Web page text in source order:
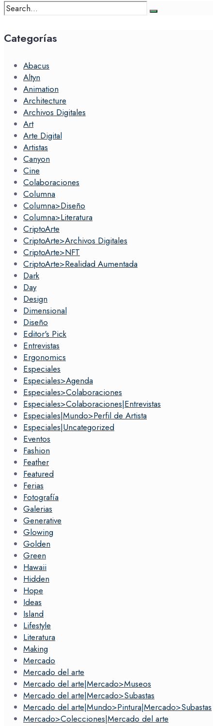
Search
for:
Categorías
Abacus
Altyn
Animation
Architecture
Archivos Digitales
Art
Arte Digital
Artistas
Canyon
Cine
Colaboraciones
Columna
Columna>Diseño
Columna>Literatura
CriptoArte
CriptoArte>Archivos Digitales
CriptoArte>NFT
CriptoArte>Realidad Aumentada
Dark
Day
Design
Dimensional
Diseño
Editor's Pick
Entrevistas
Ergonomics
Especiales
Especiales>Agenda
Especiales>Colaboraciones
Especiales>Colaboraciones|Entrevistas
Especiales|Mundo>Perfil de Artista
Especiales|Uncategorized
Eventos
Fashion
Feather
Featured
Ferias
Fotografía
Galerias
Generative
Glowing
Golden
Green
Hawaii
Hidden
Hope
Ideas
Island
Lifestyle
Literatura
Making
Mercado
Mercado del arte
Mercado del arte|Mercado>Museos
Mercado del arte|Mercado>Subastas
Mercado del arte|Mundo>Pintura|Mercado>Subastas
Mercado>Colecciones|Mercado del arte